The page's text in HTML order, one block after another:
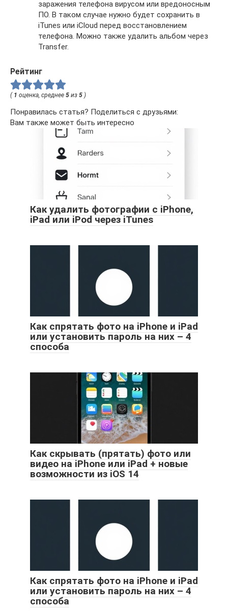
заражения телефона вирусом или вредоносным
ПО. В таком случае нужно будет сохранить в
iTunes или iCloud перед восстановлением
телефона. Можно также удалить альбом через
Transfer.
Рейтинг
( 1 оценка, среднее 5 из 5 )
Понравилась статья? Поделиться с друзьями:
Вам также может быть интересно
Как удалить фотографии с iPhone,
iPad или iPod через iTunes
Как спрятать фото на iPhone и iPad
или установить пароль на них – 4
способа
Как скрывать (прятать) фото или
видео на iPhone или iPad + новые
возможности из iOS 14
Как спрятать фото на iPhone и iPad
или установить пароль на них – 4
способа